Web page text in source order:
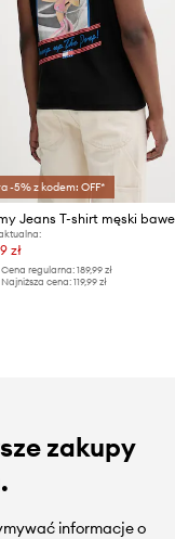
-5% z kodem: OFF*
zł
Cena regularna: 189,99 zł
Najniższa cena: 119,99 zł
zakupy
informacje o